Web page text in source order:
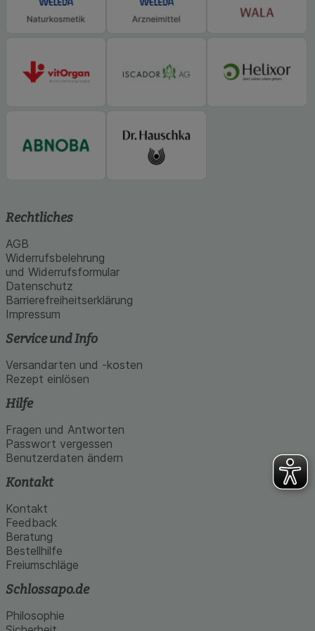
Rechtliches
AGB
Widerrufsbelehrung
und Widerrufsformular
Datenschutz
Barrierefreiheitserklärung
Impressum
Service und Info
Versandarten und -kosten
Rezept einlösen
Hilfe
Fragen und Antworten
Passwort vergessen
Benutzerdaten ändern
Kontakt
Kontakt
Feedback
Beratung
Bestellhilfe
Freiumschläge
Schlossapo.de
Philosophie